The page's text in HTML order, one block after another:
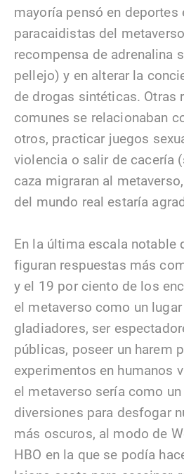
mayoría pensó en
paracaidistas del
recompensa de adrenalina
pellejo) y en alterar la
de drogas sintéticas. Otras
comunes se relacionaban
otros, practicar juegos
violencia o salir de cacería
caza migraran al
del mundo real estaría
En la última escala notable
figuran respuestas más
y el 19 por ciento de los
el metaverso como un
gladiadores, ser
públicas, poseer un harem
experimentos en humanos
el metaverso sería como
diversiones para desfogar
más oscuros, al modo de
HBO en la que se podía